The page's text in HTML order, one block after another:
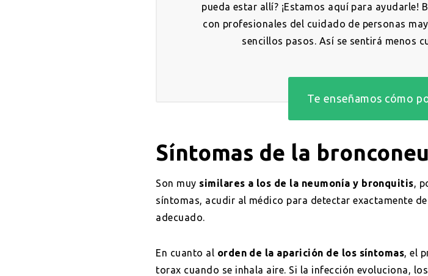
pueda estar allí? ¡Estamos aquí para ayudarle!
con profesionales del cuidado de personas
sencillos pasos. Así se sentirá menos
Te enseñamos cómo
Síntomas de la
Son muy similares a los de la neumonía y bronquitis,
síntomas, acudir al médico para detectar exactamente
adecuado.
En cuanto al orden de la aparición de los síntomas, el
torax cuando se inhala aire. Si la infección evoluciona,